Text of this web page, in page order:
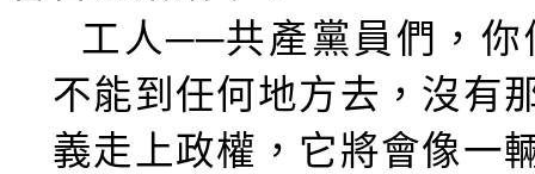
工人──共產黨員們，你
不能到任何地方去，沒有
義走上政權，它將會像一